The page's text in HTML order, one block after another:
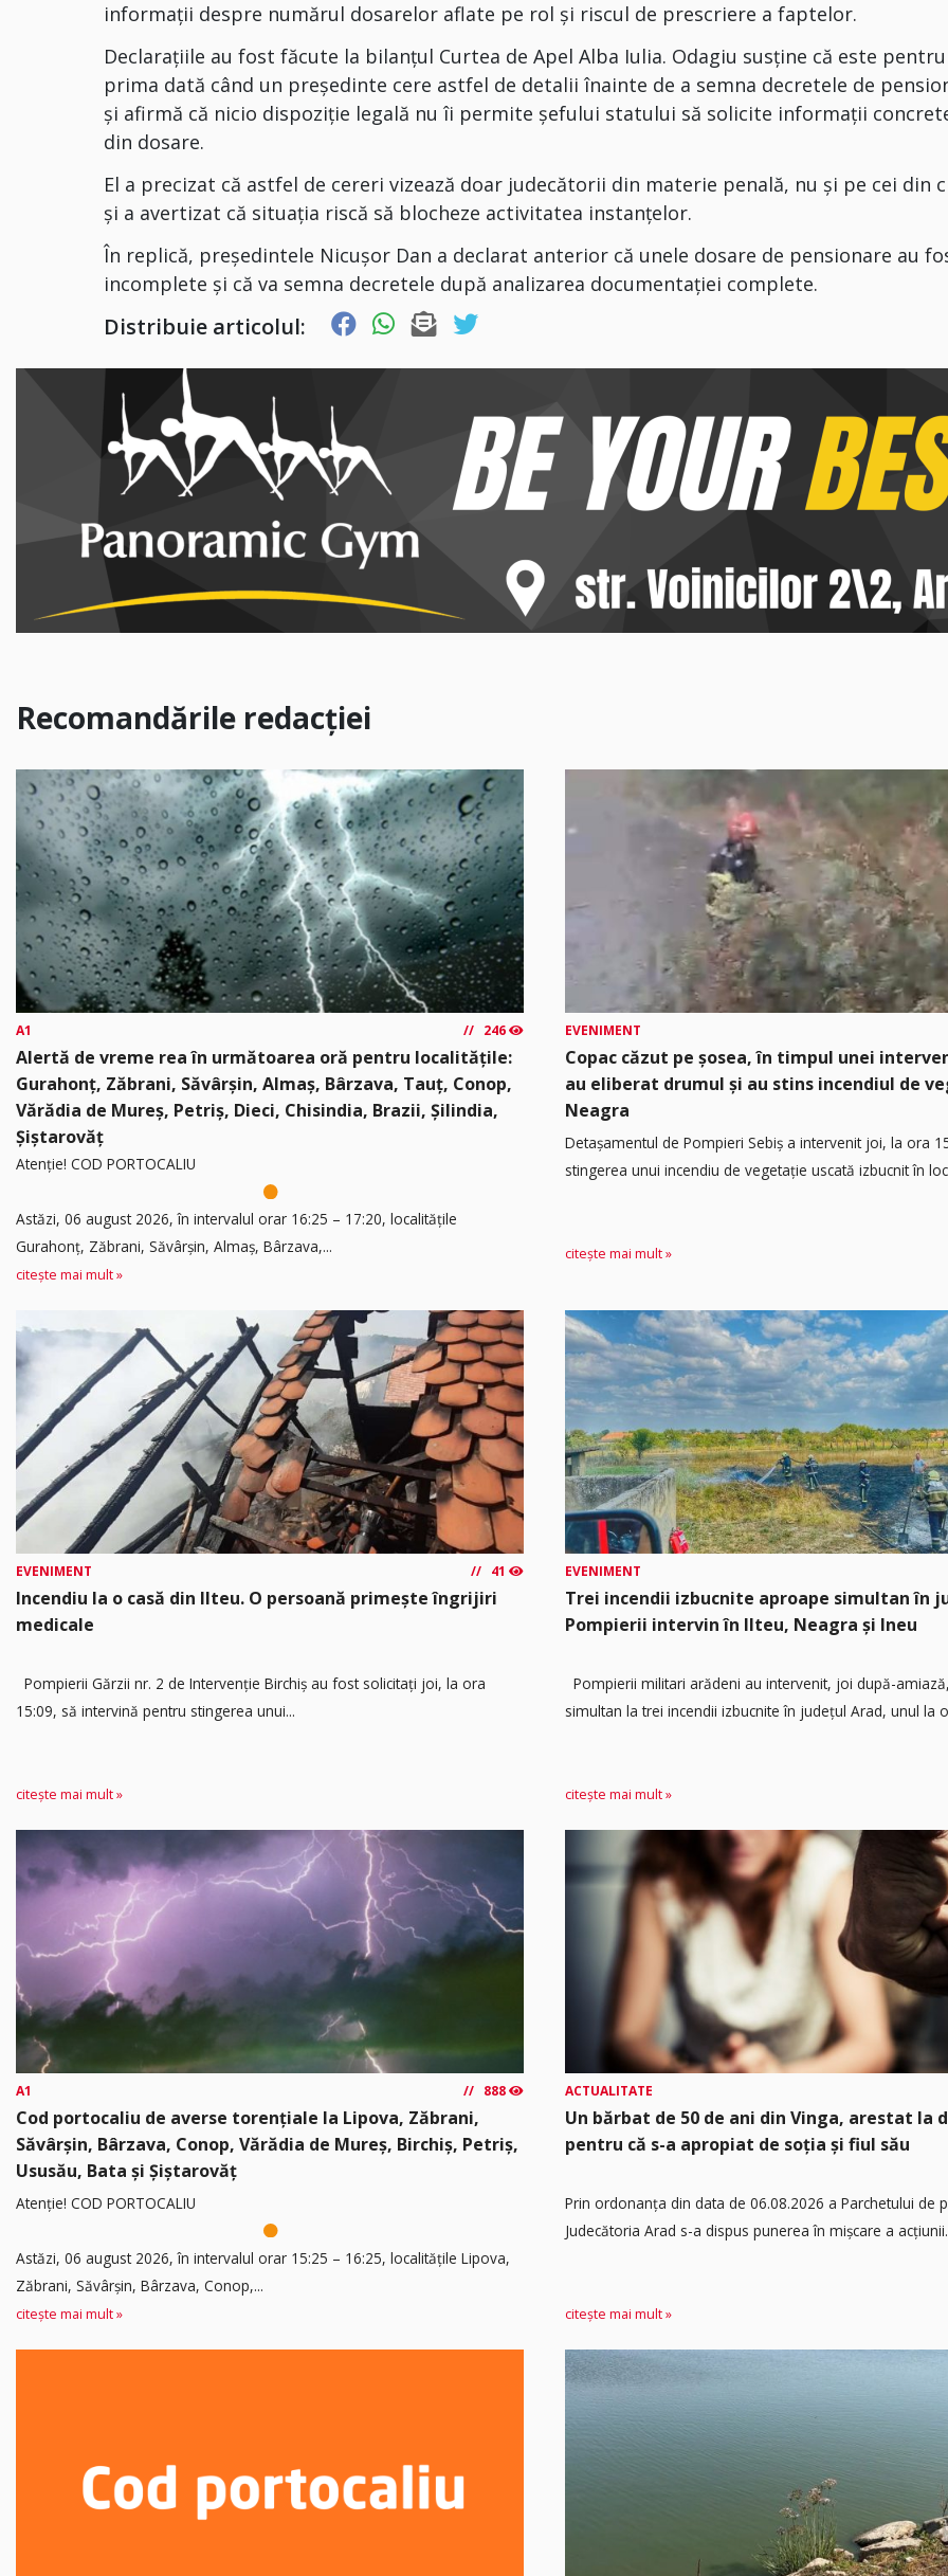
informații despre numărul dosarelor aflate pe rol și riscul de prescriere a faptelor.
Declarațiile au fost făcute la bilanțul Curtea de Apel Alba Iulia. Odagiu susține că este pentru
prima dată când un președinte cere astfel de detalii înainte de a semna decretele de
și afirmă că nicio dispoziție legală nu îi permite șefului statului să solicite informații
din dosare.
El a precizat că astfel de cereri vizează doar judecătorii din materie penală, nu și pe cei din
și a avertizat că situația riscă să blocheze activitatea instanțelor.
În replică, președintele Nicuşor Dan a declarat anterior că unele dosare de pensionare au
incomplete și că va semna decretele după analizarea documentației complete.
Distribuie articolul:
Recomandările redacției
A1 246
Alertă de vreme rea în următoarea oră pentru localitățile:
Gurahonț, Zăbrani, Săvârșin, Almaș, Bârzava, Tauț, Conop,
Vărădia de Mureș, Petriș, Dieci, Chisindia, Brazii, Șilindia,
Șiștarovăț
Atenție! COD PORTOCALIU
Astăzi, 06 august 2026, în intervalul orar 16:25 – 17:20, localitățile
Gurahonț, Zăbrani, Săvârșin, Almaș, Bârzava,...
citește mai mult »
EVENIMENT
Copac căzut pe șosea, în timpul unei
au eliberat drumul și au stins incendiul de
Neagra
Detașamentul de Pompieri Sebiș a intervenit joi, la ora
stingerea unui incendiu de vegetație uscată izbucnit în
citește mai mult »
EVENIMENT 41
Incendiu la o casă din Ilteu. O persoană primește îngrijiri
medicale
Pompierii Gărzii nr. 2 de Intervenție Birchiș au fost solicitați joi, la ora
15:09, să intervină pentru stingerea unui...
citește mai mult »
EVENIMENT
Trei incendii izbucnite aproape simultan în
Pompierii intervin în Ilteu, Neagra și Ineu
Pompierii militari arădeni au intervenit, joi după-
simultan la trei incendii izbucnite în județul Arad, unul la
citește mai mult »
A1 888
Cod portocaliu de averse torențiale la Lipova, Zăbrani,
Săvârșin, Bârzava, Conop, Vărădia de Mureș, Birchiș, Petriș,
Ususău, Bata și Șiștarovăț
Atenție! COD PORTOCALIU
Astăzi, 06 august 2026, în intervalul orar 15:25 – 16:25, localitățile Lipova,
Zăbrani, Săvârșin, Bârzava, Conop,...
citește mai mult »
ACTUALITATE
Un bărbat de 50 de ani din Vinga, arestat la
pentru că s-a apropiat de soția și fiul său
Prin ordonanța din data de 06.08.2026 a Parchetului de
Judecătoria Arad s-a dispus punerea în mişcare a
citește mai mult »